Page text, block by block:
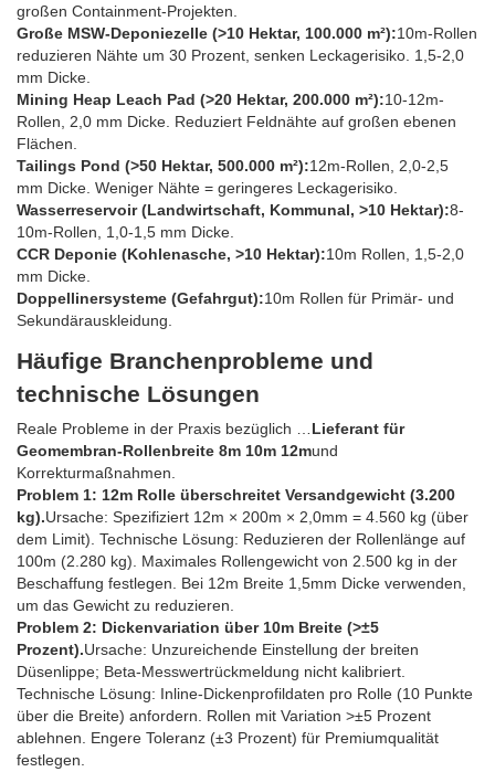
großen Containment-Projekten.
Große MSW-Deponiezelle (>10 Hektar, 100.000 m²):10m-Rollen
reduzieren Nähte um 30 Prozent, senken Leckagerisiko. 1,5-2,0
mm Dicke.
Mining Heap Leach Pad (>20 Hektar, 200.000 m²):10-12m-
Rollen, 2,0 mm Dicke. Reduziert Feldnähte auf großen ebenen
Flächen.
Tailings Pond (>50 Hektar, 500.000 m²):12m-Rollen, 2,0-2,5
mm Dicke. Weniger Nähte = geringeres Leckagerisiko.
Wasserreservoir (Landwirtschaft, Kommunal, >10 Hektar):8-
10m-Rollen, 1,0-1,5 mm Dicke.
CCR Deponie (Kohlenasche, >10 Hektar):10m Rollen, 1,5-2,0
mm Dicke.
Doppellinersysteme (Gefahrgut):10m Rollen für Primär- und
Sekundärauskleidung.
Häufige Branchenprobleme und
technische Lösungen
Reale Probleme in der Praxis bezüglich … Lieferant für
Geomembran-Rollenbreite 8m 10m 12mund
Korrekturmaßnahmen.
Problem 1: 12m Rolle überschreitet Versandgewicht (3.200
kg).Ursache: Spezifiziert 12m × 200m × 2,0mm = 4.560 kg (über
dem Limit). Technische Lösung: Reduzieren der Rollenlänge auf
100m (2.280 kg). Maximales Rollengewicht von 2.500 kg in der
Beschaffung festlegen. Bei 12m Breite 1,5mm Dicke verwenden,
um das Gewicht zu reduzieren.
Problem 2: Dickenvariation über 10m Breite (>±5
Prozent).Ursache: Unzureichende Einstellung der breiten
Düsenlippe; Beta-Messwertrückmeldung nicht kalibriert.
Technische Lösung: Inline-Dickenprofildaten pro Rolle (10 Punkte
über die Breite) anfordern. Rollen mit Variation >±5 Prozent
ablehnen. Engere Toleranz (±3 Prozent) für Premiumqualität
festlegen.